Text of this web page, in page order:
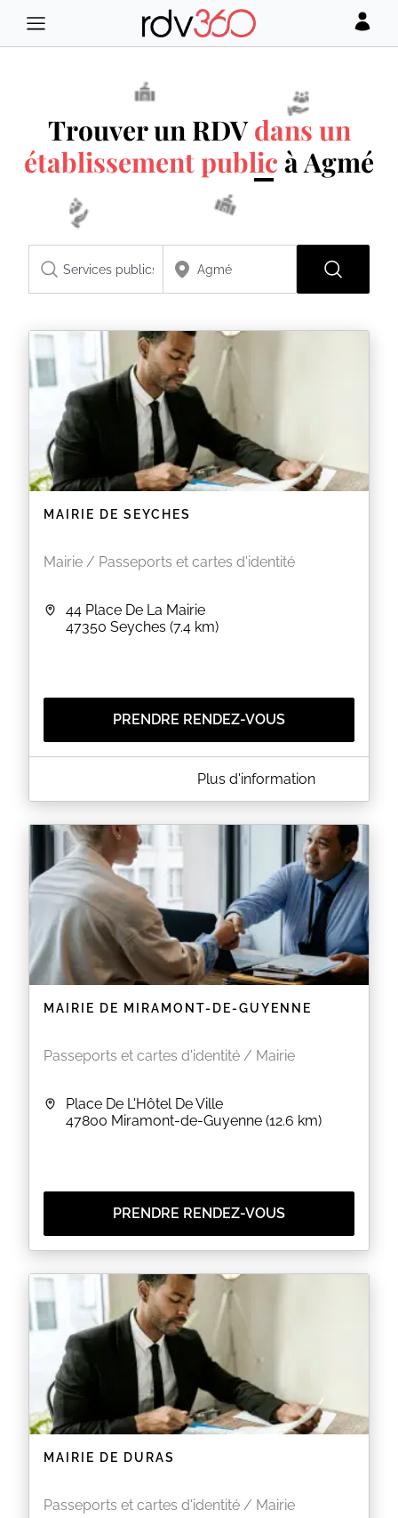
Trouver un RDVdans un
établissement public à Agmé
MAIRIE DE SEYCHES
Mairie / Passeports et cartes d'identité
44 Place De La Mairie
47350 Seyches (7.4 km)
PRENDRE RENDEZ-VOUS
A PROPOS DE MAIRIE DE SEYCHES
ATTENTION :
La pré-demande est GRATUITE, elle se fait sur le site
de l'ANTS :
https://ants.gouv.fr
Plusieurs sites proposent une aide payante pour
faire votre pré-demande. En cas de doute n'hésitez
pas à contacter une mairie ou les maisons France
Services.
Informations pratiques
Récupération de votre titre après réception du
sms par l'Ants du lundi au vendredi de 09h à
Les documents à fournir varient en fonction
nécessaires. Vous pouvez également
consulter le site Service Public
Attention
, les dossiers incomplets ne pourront pas
être instruits par nos services et devront faire l’objet
d’un autre rendez-vous.
Elle doivent dater de moins de 6 mois sous
peine d’être refusées par le service C.N.I /
Passeport de la Préfecture.
La présence du demandeur est obligatoire
(prise des empreintes) au dépôt du dossier et
La présence des mineurs est obligatoire et ils
doivent être accompagnés de leur
représentant légal :
Lors du dépôt du dossier pour les
mineurs de moins de 18 ans.
Lors du retrait de la Carte Nationale
d’Identité et du Passeport pour les
mineurs de 12 à 18 ans.
EN SAVOIR PLUS
Plus d'information
MAIRIE DE MIRAMONT-DE-GUYENNE
Passeports et cartes d'identité / Mairie
Place De L'Hôtel De Ville
47800 Miramont-de-Guyenne (12.6 km)
PRENDRE RENDEZ-VOUS
MAIRIE DE DURAS
Passeports et cartes d'identité / Mairie